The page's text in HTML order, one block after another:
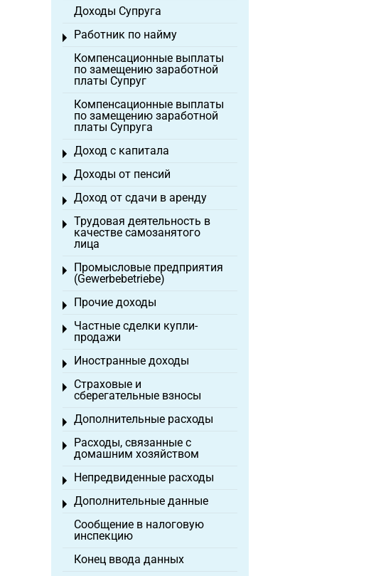
Доходы Супруга
Работник по найму
Toggle menu
Компенсационные выплаты
по замещению заработной
платы Супруг
Компенсационные выплаты
по замещению заработной
платы Супруга
Доход с капитала
Toggle menu
Доходы от пенсий
Toggle menu
Доход от сдачи в аренду
Toggle menu
Трудовая деятельность в
качестве самозанятого
лица
Toggle menu
Промысловые предприятия
(Gewerbebetriebe)
Toggle menu
Прочие доходы
Toggle menu
Частные сделки купли-
продажи
Toggle menu
Иностранные доходы
Toggle menu
Страховые и
сберегательные взносы
Toggle menu
Дополнительные расходы
Toggle menu
Расходы, связанные с
домашним хозяйством
Toggle menu
Непредвиденные расходы
Toggle menu
Дополнительные данные
Toggle menu
Сообщение в налоговую
инспекцию
Конец ввода данных